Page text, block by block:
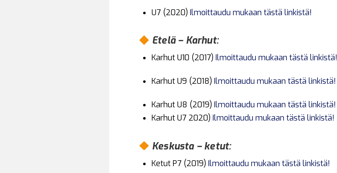
U7 (2020)Ilmoittaudu mukaan tästä linkistä!
Etelä – Karhut:
Karhut U10 (2017)Ilmoittaudu mukaan tästä linkistä!
Karhut U9 (2018)Ilmoittaudu mukaan tästä linkistä!
Karhut U8 (2019)Ilmoittaudu mukaan tästä linkistä!
Karhut U7 2020)Ilmoittaudu mukaan tästä linkistä!
Keskusta – ketut:
Ketut P7 (2019)Ilmoittaudu mukaan tästä linkistä!